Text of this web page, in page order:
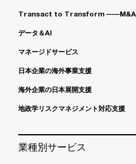
Transact to Transform ――M&Aを
データ＆AI
マネージドサービス
日本企業の海外事業支援
海外企業の日本展開支援
地政学リスクマネジメント対応支援
業種別サービス